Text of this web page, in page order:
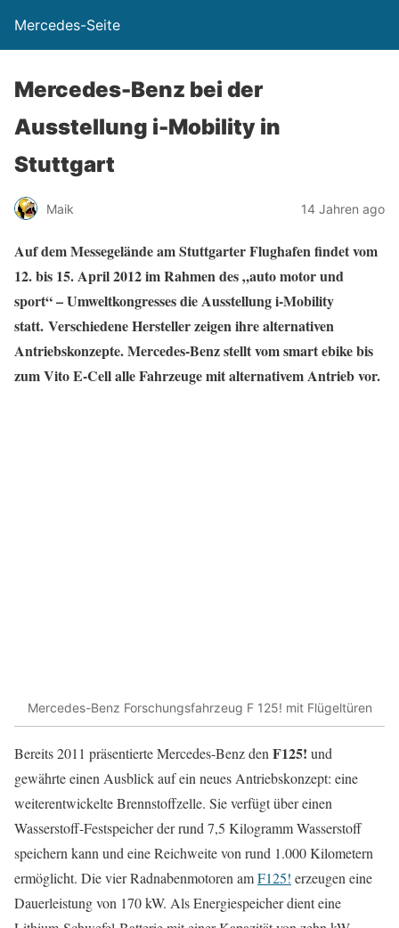
Mercedes-Seite
Mercedes-Benz bei der
Ausstellung i-Mobility in
Stuttgart
Maik 14 Jahren ago
Auf dem Messegelände am Stuttgarter Flughafen findet vom
12. bis 15. April 2012 im Rahmen des „auto motor und
sport“ – Umweltkongresses die Ausstellung i-Mobility
statt. Verschiedene Hersteller zeigen ihre alternativen
Antriebskonzepte. Mercedes-Benz stellt vom smart ebike bis
zum Vito E-Cell alle Fahrzeuge mit alternativem Antrieb vor.
Mercedes-Benz Forschungsfahrzeug F 125! mit Flügeltüren
Bereits 2011 präsentierte Mercedes-Benz denF125! und
gewährte einen Ausblick auf ein neues Antriebskonzept: eine
weiterentwickelte Brennstoffzelle. Sie verfügt über einen
Wasserstoff-Festspeicher der rund 7,5 Kilogramm Wasserstoff
speichern kann und eine Reichweite von rund 1.000 Kilometern
ermöglicht. Die vier Radnabenmotoren amF125! erzeugen eine
Dauerleistung von 170 kW. Als Energiespeicher dient eine